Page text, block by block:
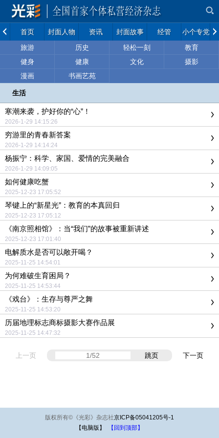
首页 封面人物 资讯 封面故事 经管
小个专党建
旅游
历史 轻松一刻
教育
健身
健康 文化
摄影
漫画
书画艺苑
生活
寒潮来袭，护好你的“心”！
2026-1-29 14:15:26
穷游里的青春新答案
2026-1-29 14:14:24
杨振宁：科学、家国、爱情的完美融合
2026-1-29 14:09:05
如何健康吃蟹
2025-12-23 17:05:52
琴键上的“新星光”：教育的本真回归
2025-12-23 17:05:12
《南京照相馆》：当“我们”的故事被重新讲述
2025-12-23 17:01:40
电解质水是否可以敞开喝？
2025-11-25 14:54:01
为何难破生育困局？
2025-11-25 14:53:44
《戏台》：生存与尊严之舞
2025-11-25 14:53:20
历届地理标志商标摄影大赛作品展
2025-11-25 14:47:32
上一页 跳页 下一页
版权所有© 《光彩》杂志社京ICP备05041205号-1
【电脑版】
【回到顶部】